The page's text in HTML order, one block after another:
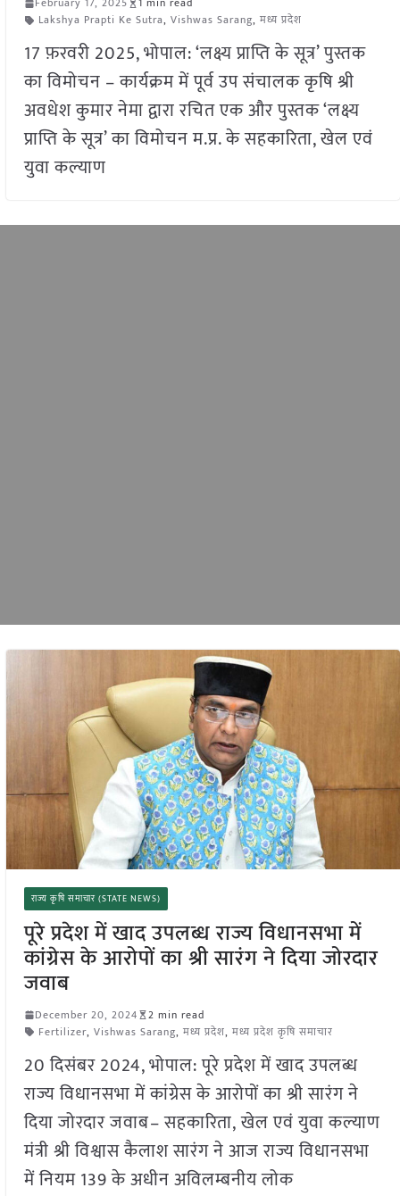
Lakshya Prapti Ke Sutra, Vishwas Sarang, मध्य प्रदेश
17 फ़रवरी 2025, भोपाल: ‘लक्ष्य प्राप्ति के सूत्र’ पुस्तक
का विमोचन – कार्यक्रम में पूर्व उप संचालक कृषि श्री
अवधेश कुमार नेमा द्वारा रचित एक और पुस्तक ‘लक्ष्य
प्राप्ति के सूत्र’ का विमोचन म.प्र. के सहकारिता, खेल एवं
युवा कल्याण
राज्य कृषि समाचार (STATE NEWS)
पूरे प्रदेश में खाद उपलब्ध राज्य विधानसभा में
कांग्रेस के आरोपों का श्री सारंग ने दिया जोरदार
जवाब
December 20, 2024
2 min read
Fertilizer, Vishwas Sarang, मध्य प्रदेश, मध्य प्रदेश कृषि समाचार
20 दिसंबर 2024, भोपाल: पूरे प्रदेश में खाद उपलब्ध
राज्य विधानसभा में कांग्रेस के आरोपों का श्री सारंग ने
दिया जोरदार जवाब– सहकारिता, खेल एवं युवा कल्याण
मंत्री श्री विश्वास कैलाश सारंग ने आज राज्य विधानसभा
में नियम 139 के अधीन अविलम्बनीय लोक